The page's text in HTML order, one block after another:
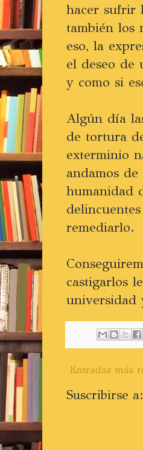
hacer sufrir
también los
eso, la
el deseo de
y como si
Algún día
de tortura
exterminio
andamos
humanidad
remediarlo.
castigarlos
universidad
Entradas más
Suscribirse a: